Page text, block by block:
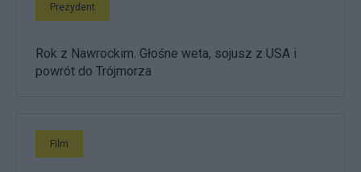
Prezydent
Rok z Nawrockim. Głośne weta, sojusz z USA i
powrót do Trójmorza
Film